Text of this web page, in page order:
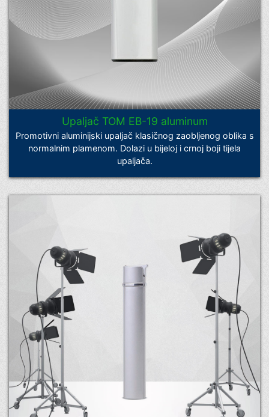
Upaljač TOM EB-19 aluminum
Promotivni aluminijski upaljač klasičnog zaobljenog oblika s
normalnim plamenom. Dolazi u bijeloj i crnoj boji tijela
upaljača.